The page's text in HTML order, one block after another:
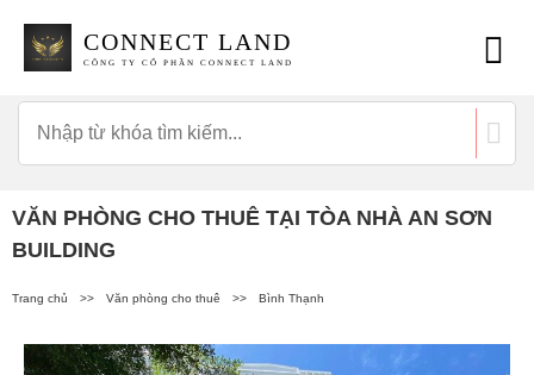
CONNECT LAND
CÔNG TY CỔ PHẦN CONNECT LAND
VĂN PHÒNG CHO THUÊ TẠI TÒA NHÀ AN SƠN
BUILDING
Trang chủ >> Văn phòng cho thuê >> Bình Thạnh